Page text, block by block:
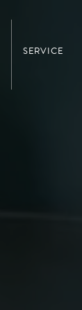
SERVICE